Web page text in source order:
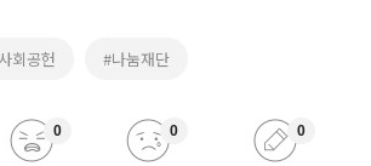
회공헌 #나눔재단
0 0 0